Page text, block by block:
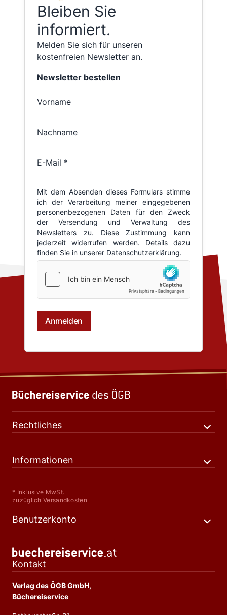
Bleiben Sie
informiert.
Melden Sie sich für unseren
kostenfreien Newsletter an.
Rechtliches
Informationen
* Inklusive MwSt.
zuzüglich Versandkosten
Benutzerkonto
Kontakt
Verlag des ÖGB GmbH,
Büchereiservice